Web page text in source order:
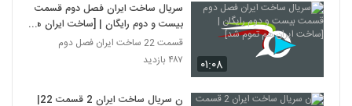
۰۱:۰۸
سریال ساخت ایران فصل دوم قسمت
بیست و دوم رایگان | [ساخت ایران هم
تموم شد]
قسمت 22 ساخت ایران فصل دوم
۴۸۷ بازدید
ن سریال ساخت ایران 2 قسمت 22|